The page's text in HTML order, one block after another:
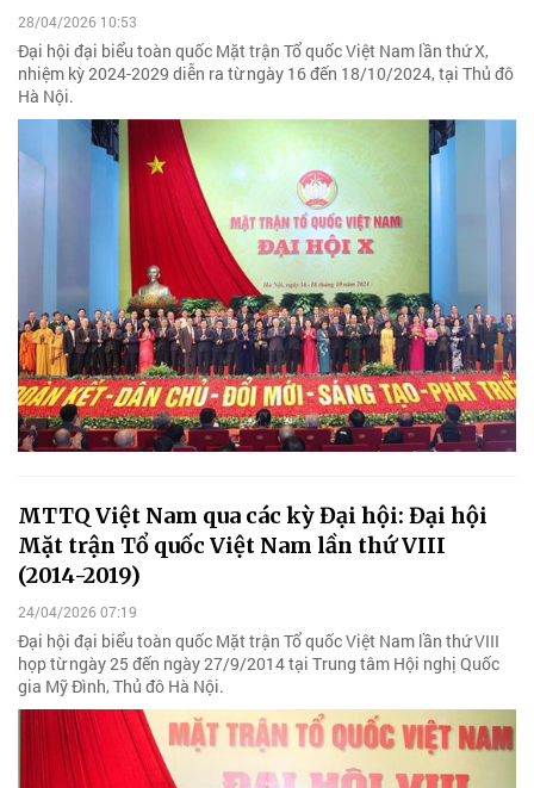
28/04/2026 10:53
Đại hội đại biểu toàn quốc Mặt trận Tổ quốc Việt Nam lần thứ X,
nhiệm kỳ 2024-2029 diễn ra từ ngày 16 đến 18/10/2024, tại Thủ đô
Hà Nội.
MTTQ Việt Nam qua các kỳ Đại hội: Đại hội
Mặt trận Tổ quốc Việt Nam lần thứ VIII
(2014-2019)
24/04/2026 07:19
Đại hội đại biểu toàn quốc Mặt trận Tổ quốc Việt Nam lần thứ VIII
họp từ ngày 25 đến ngày 27/9/2014 tại Trung tâm Hội nghị Quốc
gia Mỹ Đình, Thủ đô Hà Nội.